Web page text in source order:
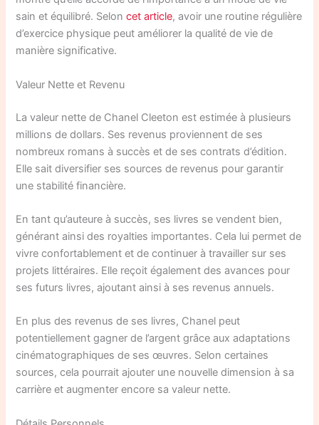
sain et équilibré. Seloncet article, avoir une routine régulière
d’exercice physique peut améliorer la qualité de vie de
manière significative.
Valeur Nette et Revenu
La valeur nette de Chanel Cleeton est estimée à plusieurs
millions de dollars. Ses revenus proviennent de ses
nombreux romans à succès et de ses contrats d’édition.
Elle sait diversifier ses sources de revenus pour garantir
une stabilité financière.
En tant qu’auteure à succès, ses livres se vendent bien,
générant ainsi des royalties importantes. Cela lui permet de
vivre confortablement et de continuer à travailler sur ses
projets littéraires. Elle reçoit également des avances pour
ses futurs livres, ajoutant ainsi à ses revenus annuels.
En plus des revenus de ses livres, Chanel peut
potentiellement gagner de l’argent grâce aux adaptations
cinématographiques de ses œuvres. Selon certaines
sources, cela pourrait ajouter une nouvelle dimension à sa
carrière et augmenter encore sa valeur nette.